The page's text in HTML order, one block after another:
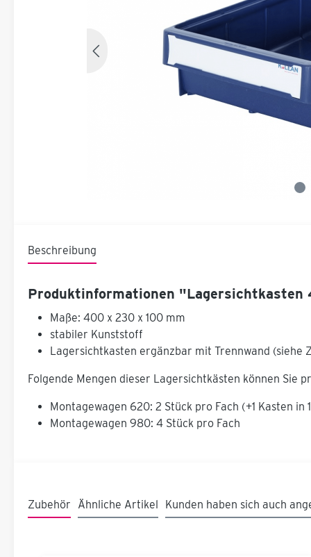
Beschreibung
Produktinformationen
Maße: 400 x 230 x 100 mm
stabiler Kunststoff
Lagersichtkasten ergänzbar mit Trennwand (siehe
Folgende Mengen dieser Lagersichtkästen können Sie
Montagewagen 620: 2 Stück pro Fach (+1 Kasten in
Montagewagen 980: 4 Stück pro Fach
Zubehör Ähnliche Artikel Kunden haben sich auch